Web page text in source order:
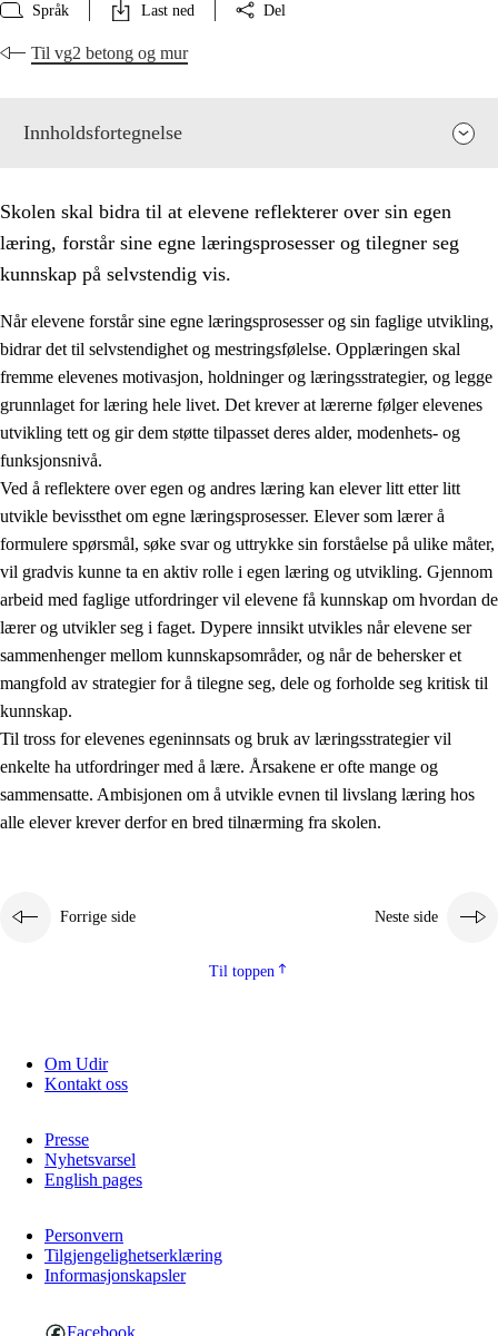
Språk Last ned Del
Til vg2 betong og mur
Innholdsfortegnelse
Prinsipper for læring, utvikling og danning
2.1 Sosial læring og utvikling
2.3 Grunnleggende ferdigheter
Å lære å lære
Tverrfaglige temaer
Skolen skal bidra til at elevene reflekterer over sin egen
læring, forstår sine egne læringsprosesser og tilegner seg
kunnskap på selvstendig vis.
Når elevene forstår sine egne læringsprosesser og sin faglige utvikling,
bidrar det til selvstendighet og mestringsfølelse. Opplæringen skal
fremme elevenes motivasjon, holdninger og læringsstrategier, og legge
grunnlaget for læring hele livet. Det krever at lærerne følger elevenes
utvikling tett og gir dem støtte tilpasset deres alder, modenhets- og
funksjonsnivå.
Ved å reflektere over egen og andres læring kan elever litt etter litt
utvikle bevissthet om egne læringsprosesser. Elever som lærer å
formulere spørsmål, søke svar og uttrykke sin forståelse på ulike måter,
vil gradvis kunne ta en aktiv rolle i egen læring og utvikling. Gjennom
arbeid med faglige utfordringer vil elevene få kunnskap om hvordan de
lærer og utvikler seg i faget. Dypere innsikt utvikles når elevene ser
sammenhenger mellom kunnskapsområder, og når de behersker et
mangfold av strategier for å tilegne seg, dele og forholde seg kritisk til
kunnskap.
Til tross for elevenes egeninnsats og bruk av læringsstrategier vil
enkelte ha utfordringer med å lære. Årsakene er ofte mange og
sammensatte. Ambisjonen om å utvikle evnen til livslang læring hos
alle elever krever derfor en bred tilnærming fra skolen.
Forrige side Neste side
Til toppen
Om Udir
Kontakt oss
Presse
Nyhetsvarsel
English pages
Personvern
Tilgjengelighetserklæring
Informasjonskapsler